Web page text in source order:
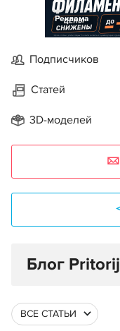
Реклама
Подписчиков
Статей
3D-моделей
Блог Pritorij
ВСЕ СТАТЬИ